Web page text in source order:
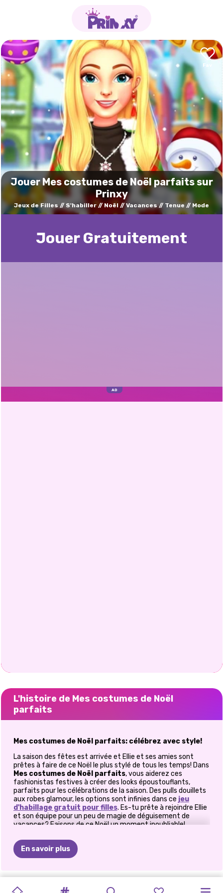
Jouer Mes costumes de Noël parfaits sur
Prinxy
Jeux de Filles S'habiller Noël Vacances Tenue Mode
Jouer Gratuitement
L'histoire de Mes costumes de Noël
parfaits
Mes costumes de Noël parfaits: célébrez avec style!
La saison des fêtes est arrivée et Ellie et ses amies sont
prêtes à faire de ce Noël le plus stylé de tous les temps! Dans
Mes costumes de Noël parfaits, vous aiderez ces
fashionistas festives à créer des looks époustouflants,
parfaits pour les célébrations de la saison. Des pulls douillets
aux robes glamour, les options sont infinies dans ce jeu
d'habillage gratuit pour filles. Es-tu prête à rejoindre Ellie
et son équipe pour un peu de magie de déguisement de
vacances? Faisons de ce Noël un moment inoubliable!
Entrez dans l'esprit de Noël
Ellie et ses amies débordent d'enthousiasme pour les
d'expert en mode pour les aider à briller cette saison. Plongez
En savoir plus
JEU
PRÉPAREZ-
"NOUVEL COLLECTION